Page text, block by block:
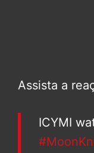
Assista a
ICYMI